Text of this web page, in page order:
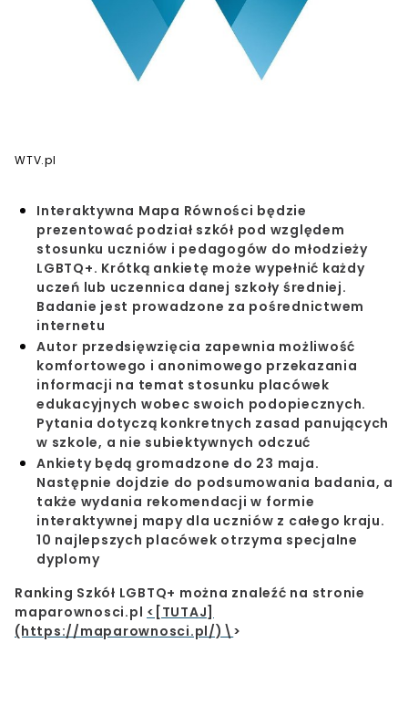
WTV.pl
Interaktywna Mapa Równości będzie
prezentować podział szkół pod względem
stosunku uczniów i pedagogów do młodzieży
LGBTQ+. Krótką ankietę może wypełnić każdy
uczeń lub uczennica danej szkoły średniej.
Badanie jest prowadzone za pośrednictwem
internetu
Autor przedsięwzięcia zapewnia możliwość
komfortowego i anonimowego przekazania
informacji na temat stosunku placówek
edukacyjnych wobec swoich podopiecznych.
Pytania dotyczą konkretnych zasad panujących
w szkole, a nie subiektywnych odczuć
Ankiety będą gromadzone do 23 maja.
Następnie dojdzie do podsumowania badania, a
także wydania rekomendacji w formie
interaktywnej mapy dla uczniów z całego kraju.
10 najlepszych placówek otrzyma specjalne
dyplomy
Ranking Szkół LGBTQ+ można znaleźć na stronie
maparownosci.pl <[TUTAJ]
(https://maparownosci.pl/)\ >